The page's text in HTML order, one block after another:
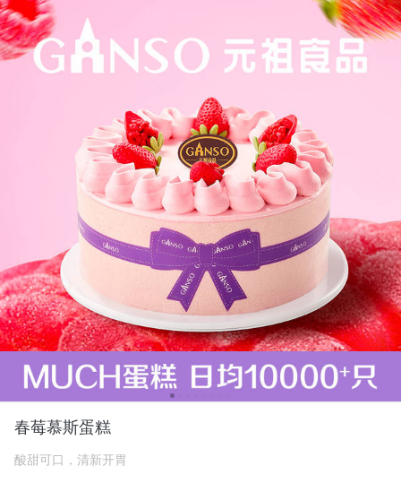
春莓慕斯蛋糕
酸甜可口，清新开胃